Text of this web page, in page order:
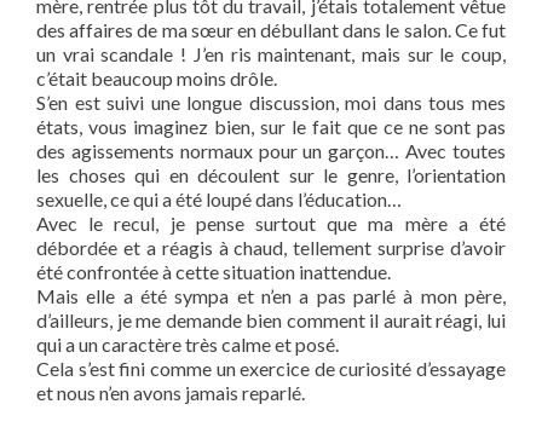
mère, rentrée plus tôt du travail, j’étais totalement vêtue
des affaires de ma sœur en débullant dans le salon. Ce fut
un vrai scandale ! J’en ris maintenant, mais sur le coup,
c’était beaucoup moins drôle.
S’en est suivi une longue discussion, moi dans tous mes
états, vous imaginez bien, sur le fait que ce ne sont pas
des agissements normaux pour un garçon… Avec toutes
les choses qui en découlent sur le genre, l’orientation
sexuelle, ce qui a été loupé dans l’éducation…
Avec le recul, je pense surtout que ma mère a été
débordée et a réagis à chaud, tellement surprise d’avoir
été confrontée à cette situation inattendue.
Mais elle a été sympa et n’en a pas parlé à mon père,
d’ailleurs, je me demande bien comment il aurait réagi, lui
qui a un caractère très calme et posé.
Cela s’est fini comme un exercice de curiosité d’essayage
et nous n’en avons jamais reparlé.